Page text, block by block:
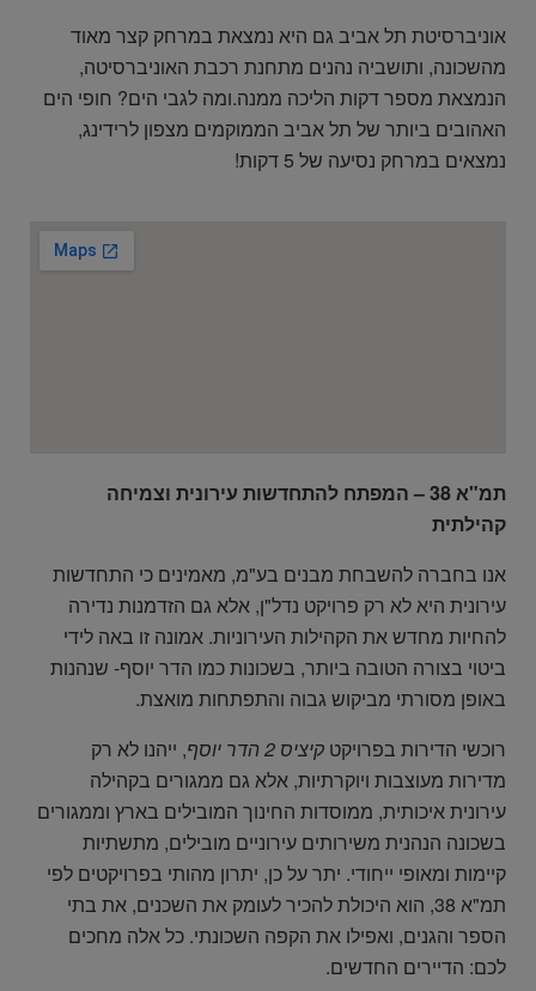
אוניברסיטת תל אביב גם היא נמצאת במרחק קצר מאוד
מהשכונה, ותושביה נהנים מתחנת רכבת האוניברסיטה,
הנמצאת מספר דקות הליכה ממנה.ומה לגבי הים? חופי הים
האהובים ביותר של תל אביב הממוקמים מצפון לרידינג,
נמצאים במרחק נסיעה של 5 דקות!
תמ"א 38 – המפתח להתחדשות עירונית וצמיחה
קהילתית
אנו בחברה להשבחת מבנים בע"מ, מאמינים כי התחדשות
עירונית היא לא רק פרויקט נדל"ן, אלא גם הזדמנות נדירה
להחיות מחדש את הקהילות העירוניות. אמונה זו באה לידי
ביטוי בצורה הטובה ביותר, בשכונות כמו הדר יוסף- שנהנות
באופן מסורתי מביקוש גבוה והתפתחות מואצת.
רוכשי הדירות בפרויקט קיציס 2 הדר יוסף
, ייהנו לא רק
מדירות מעוצבות ויוקרתיות, אלא גם ממגורים בקהילה
עירונית איכותית, ממוסדות החינוך המובילים בארץ וממגורים
בשכונה הנהנית משירותים עירוניים מובילים, מתשתיות
קיימות ומאופי ייחודי. יתר על כן, יתרון מהותי בפרויקטים לפי
תמ"א 38, הוא היכולת להכיר לעומק את השכנים, את בתי
הספר והגנים, ואפילו את הקפה השכונתי. כל אלה מחכים
לכם: הדיירים החדשים.